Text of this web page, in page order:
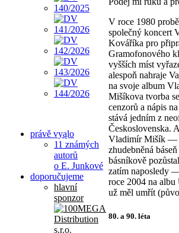
právě vyąlo
11 známých
autorů
o E. Junkové
doporučujeme
hlavní
sponzor
V roce 1980
společný koncert
Kováříka pro
Gramofonového
vyšších míst
alespoň nahraje
na svoje album
Mišíkova tvorba
cenzorů a nápis
stává jedním z
Československa.
Vladimír Mišík —
zhudebněná
básníkově
zatím naposledy
roce 2004 na
už měl umřít
80. a 90. léta